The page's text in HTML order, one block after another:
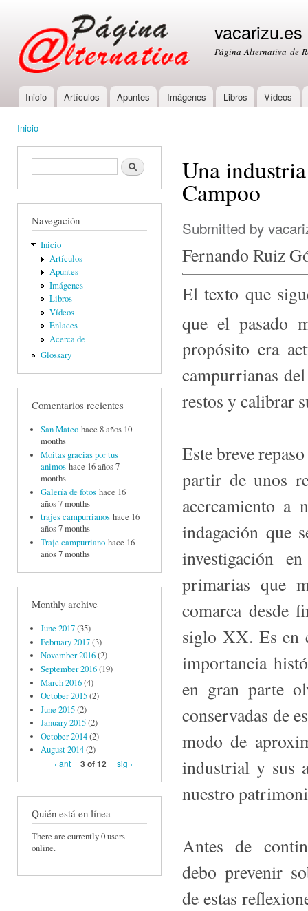
vacarizu.es
Página Alternativa de
Main menu
Inicio Artículos Apuntes Imágenes Libros Vídeos
Inicio
Formulario de búsquedaBuscar
Navegación
Inicio
Artículos
Apuntes
Imágenes
Libros
Vídeos
Enlaces
Acerca de
Glossary
Comentarios recientes
San Mateo hace 8 años 10
months
Moitas gracias por tus
animos hace 16 años 7
months
Galería de fotos hace 16
años 7 months
trajes campurrianos hace 16
años 7 months
Traje campurriano hace 16
años 7 months
Monthly archive
June 2017(35)
February 2017(3)
November 2016(2)
September 2016(19)
March 2016(4)
October 2015(2)
June 2015(2)
January 2015(2)
October 2014(2)
August 2014(2)
‹ ant
3 of 12 sig ›
Quién está en línea
There are currently 0 users
online.
Una
Campoo
Submitted by
Fernando Ruiz
El texto que
que el pasado
propósito era
campurrianas
restos y calibrar
Este breve
partir de unos
acercamiento a
indagación que
investigación
primarias que
comarca desde
siglo XX. Es en
importancia
en gran parte
conservadas de
modo de
industrial y sus
nuestro
Antes de
debo prevenir
de estas